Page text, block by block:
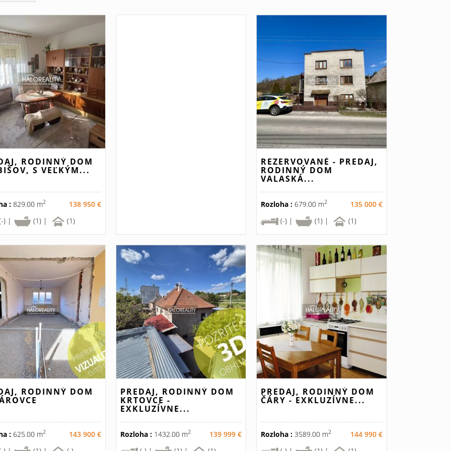
RODINNÝ DOM
S VEĽKÝM...
:829.00 m2
138 950 €
) |
(1) | (1)
REZERVOVANÉ - PREDAJ,
RODINNÝ DOM
VALASKÁ...
Rozloha : 679.00 m2
135 000 €
(-) |
(1) | (1)
RODINNÝ DOM
:625.00 m2
143 900 €
PREDAJ, RODINNÝ DOM
KRTOVCE -
EXKLUZÍVNE...
Rozloha :1432.00 m2
139 999 €
PREDAJ, RODINNÝ DOM
ČÁRY - EXKLUZÍVNE...
Rozloha : 3589.00 m2
144 990 €